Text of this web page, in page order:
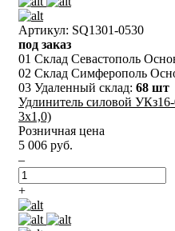
Артикул: SQ1301-0530
под заказ
01 Склад Севастополь
02 Склад Симферополь
03 Удаленный склад: 68 шт
Удлинитель силовой
3х1,0)
Розничная цена
5 006 руб.
–
+